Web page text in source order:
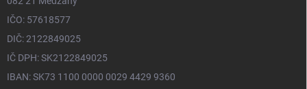
IČO: 57618577
DIČ: 2122849025
IČ DPH: SK2122849025
IBAN: SK73 1100 0000 0029 4429 9360